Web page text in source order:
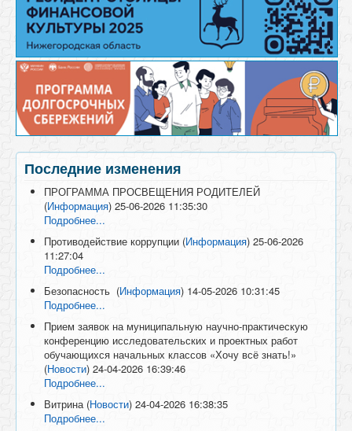
Последние изменения
ПРОГРАММА ПРОСВЕЩЕНИЯ РОДИТЕЛЕЙ
(Информация) 25-06-2026 11:35:30
Подробнее...
Противодействие коррупции (Информация) 25-06-2026
11:27:04
Подробнее...
Безопасность (Информация) 14-05-2026 10:31:45
Подробнее...
Прием заявок на муниципальную научно-практическую
конференцию исследовательских и проектных работ
обучающихся начальных классов «Хочу всё знать!»
(Новости) 24-04-2026 16:39:46
Подробнее...
Витрина (Новости) 24-04-2026 16:38:35
Подробнее...